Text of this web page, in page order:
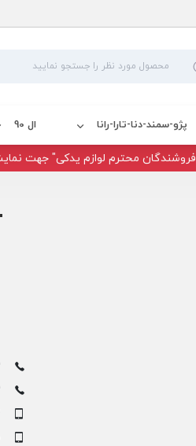
پژو-سمند-دنا-تارا-رانا ال 90
فروشندگان محترم لوازم یدکی" جهت